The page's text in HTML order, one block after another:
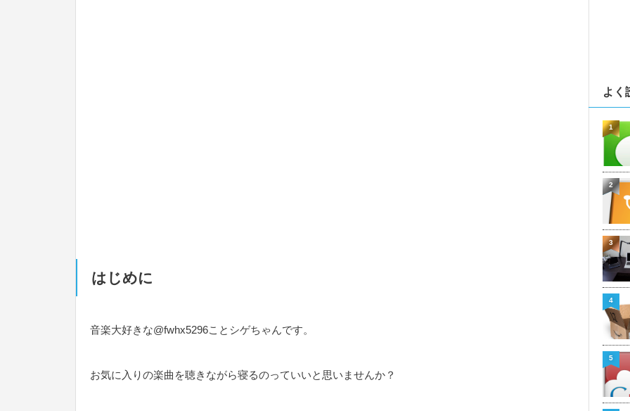
はじめに
音楽大好きな@fwhx5296ことシゲちゃんです。
お気に入りの楽曲を聴きながら寝るのっていいと思いませんか？
よく
1
2
3
4
5